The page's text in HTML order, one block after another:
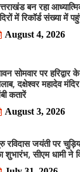
बन रहा
में रिकॉर्ड संख्या में
August 4, 2026
सोमवार पर
दक्षेश्वर महादेव
कतारें
August 3, 2026
रविदास जयंती पर
शुभारंभ, सीएम धामी ने